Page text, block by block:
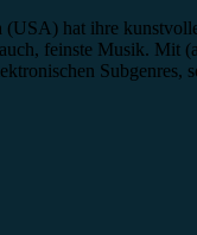
(USA) hat ihre
feinste Musik. Mit